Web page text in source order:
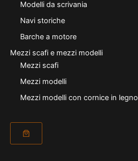
Modelli da scrivania
Navi storiche
Barche a motore
Mezzi scafi e mezzi modelli
Mezzi scafi
Mezzi modelli
Mezzi modelli con cornice in legno